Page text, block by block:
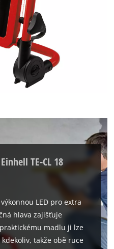
TE-CL 18
LED pro extra
hlava zajišťuje
madlu ji lze
takže obě ruce